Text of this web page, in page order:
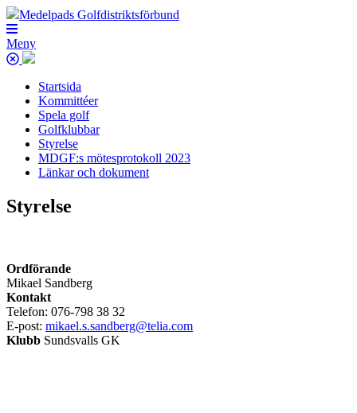
Medelpads Golfdistriktsförbund
Meny
Startsida
Kommittéer
Spela golf
Golfklubbar
Styrelse
MDGF:s mötesprotokoll 2023
Länkar och dokument
Styrelse
Ordförande
Mikael Sandberg
Kontakt
Telefon: 076-798 38 32
E-post: mikael.s.sandberg@telia.com
Klubb Sundsvalls GK